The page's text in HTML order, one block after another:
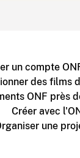
un compte
des films
ONF près
Créer avec
une